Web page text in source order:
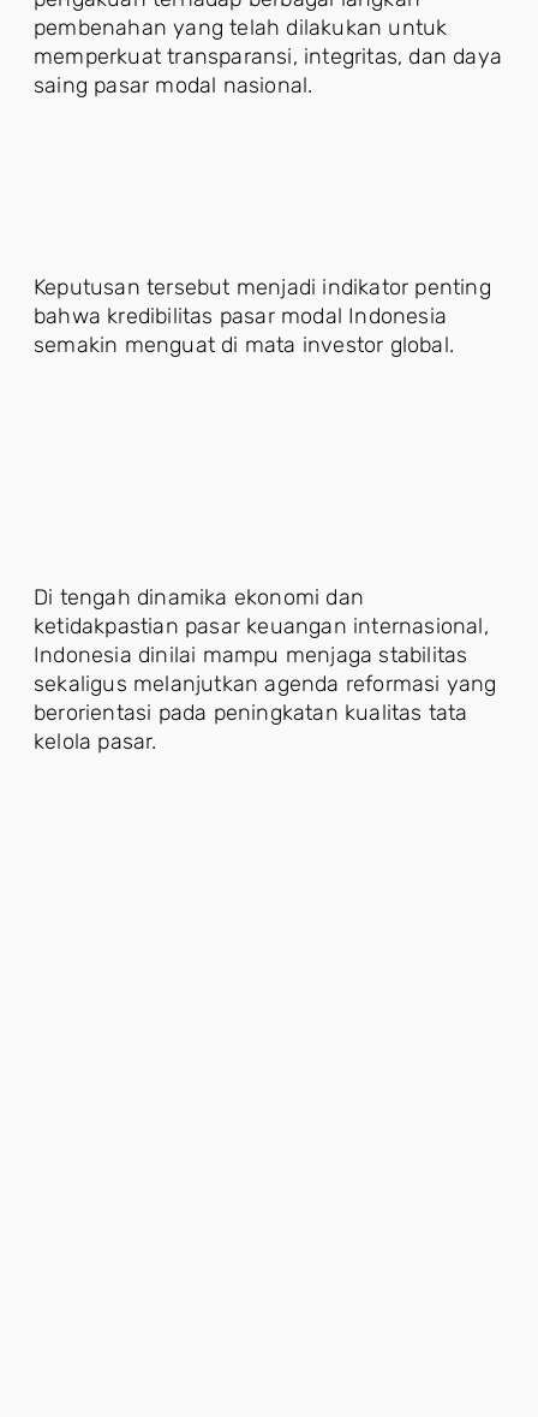
pembenahan yang telah dilakukan untuk
memperkuat transparansi, integritas, dan daya
saing pasar modal nasional.
Keputusan tersebut menjadi indikator penting
bahwa kredibilitas pasar modal Indonesia
semakin menguat di mata investor global.
Di tengah dinamika ekonomi dan
ketidakpastian pasar keuangan internasional,
Indonesia dinilai mampu menjaga stabilitas
sekaligus melanjutkan agenda reformasi yang
berorientasi pada peningkatan kualitas tata
kelola pasar.